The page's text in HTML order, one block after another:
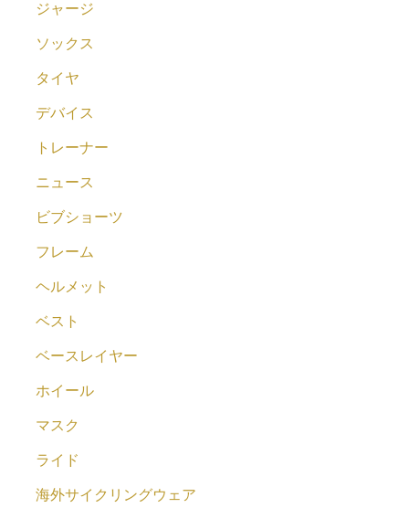
ジャージ
ソックス
タイヤ
デバイス
トレーナー
ニュース
ビブショーツ
フレーム
ヘルメット
ベスト
ベースレイヤー
ホイール
マスク
ライド
海外サイクリングウェア